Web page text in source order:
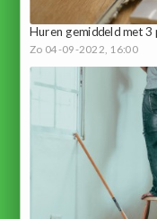
Huren gemiddeld met
Zo 04-09-2022, 16:00